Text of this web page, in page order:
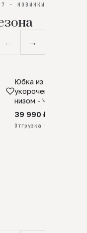
· НОВИНКИ
← →
ПРЕДЗАКАЗ
Юбка из
укороченная с
низом - Черный
39 990 ₽
Отгрузка через 25 дней